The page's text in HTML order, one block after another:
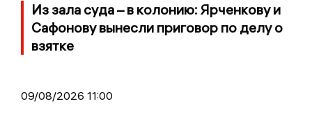
Из зала суда – в колонию: Ярченкову и
Сафонову вынесли приговор по делу о
взятке
09/08/2026 11:00